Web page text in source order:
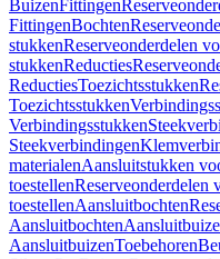
BuizenFittingen
FittingenBochten
stukkenReserveonderdelen
stukkenReducties
ReductiesToezichtsstukken
Toezichtsstukken
Verbindingsstukken
Steekverbindingen
materialenAansluitstukken
toestellenReserveonderdelen
toestellenAansluitbochten
Aansluitbochten
AansluitbuizenToebehoren